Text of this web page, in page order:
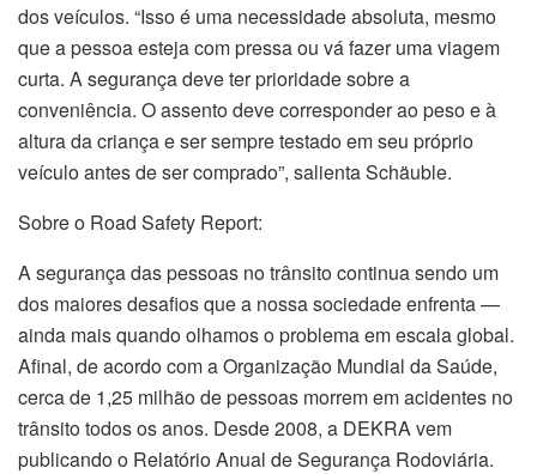
dos veículos. “Isso é uma necessidade absoluta, mesmo
que a pessoa esteja com pressa ou vá fazer uma viagem
curta. A segurança deve ter prioridade sobre a
conveniência. O assento deve corresponder ao peso e à
altura da criança e ser sempre testado em seu próprio
veículo antes de ser comprado”, salienta Schäuble.
Sobre o Road Safety Report:
A segurança das pessoas no trânsito continua sendo um
dos maiores desafios que a nossa sociedade enfrenta —
ainda mais quando olhamos o problema em escala global.
Afinal, de acordo com a Organização Mundial da Saúde,
cerca de 1,25 milhão de pessoas morrem em acidentes no
trânsito todos os anos. Desde 2008, a DEKRA vem
publicando o Relatório Anual de Segurança Rodoviária.